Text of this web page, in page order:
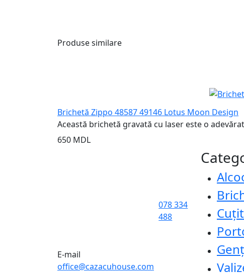
Produse similare
Brichetă Zippo 48587 49146 Lotus Moon Design
Această brichetă gravată cu laser este o
650 MDL
078 334
488
E-mail
office@cazacuhouse.com